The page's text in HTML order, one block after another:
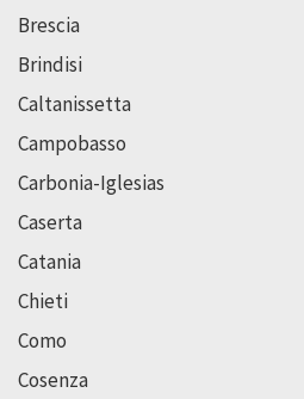
Brescia
Brindisi
Caltanissetta
Campobasso
Carbonia-Iglesias
Caserta
Catania
Chieti
Como
Cosenza